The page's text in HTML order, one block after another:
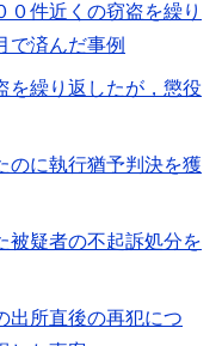
０件近くの窃盗を繰り
で済んだ事例
を繰り返したが，懲役
のに執行猶予判決を獲
被疑者の不起訴処分を
出所直後の再犯につ